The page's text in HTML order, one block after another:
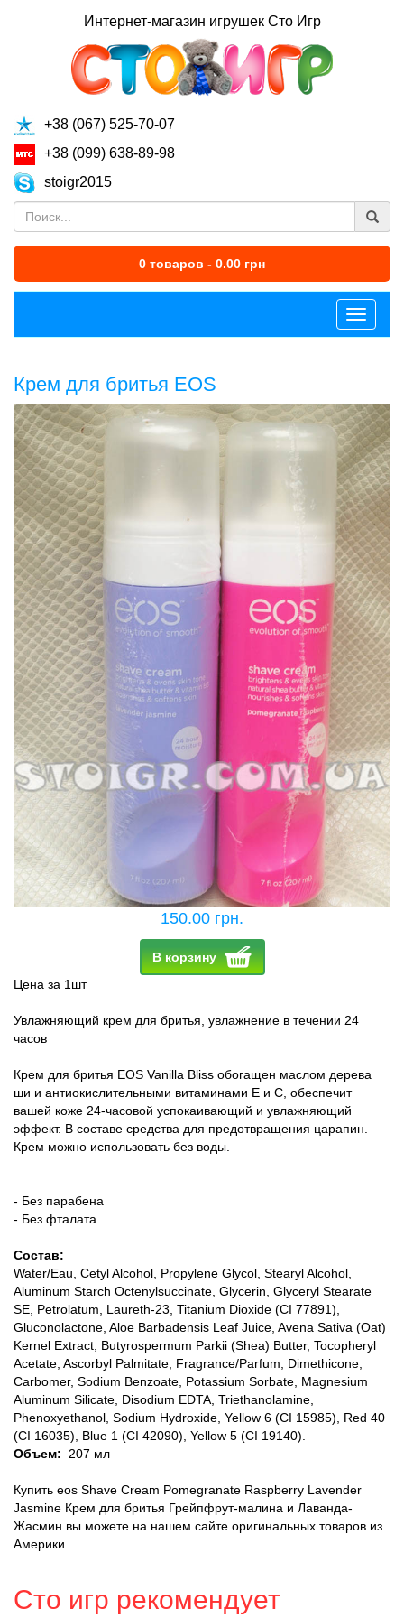
Интернет-магазин игрушек Сто Игр
+38 (067) 525-70-07
+38 (099) 638-89-98
stoigr2015
0 товаров - 0.00 грн
Меню
Крем для бритья EOS
150.00 грн.
В корзину
Цена за 1шт
Увлажняющий крем для бритья, увлажнение в течении 24
часов
Крем для бритья EOS Vanilla Bliss обогащен маслом дерева
ши и антиокислительными витаминами E и C, обеспечит
вашей коже 24-часовой успокаивающий и увлажняющий
эффект. В составе средства для предотвращения царапин.
Крем можно использовать без воды.
- Без парабена
- Без фталата
Состав:
Water/Eau, Cetyl Alcohol, Propylene Glycol, Stearyl Alcohol,
Aluminum Starch Octenylsuccinate, Glycerin, Glyceryl Stearate
SE, Petrolatum, Laureth-23, Titanium Dioxide (CI 77891),
Gluconolactone, Aloe Barbadensis Leaf Juice, Avena Sativa (Oat)
Kernel Extract, Butyrospermum Parkii (Shea) Butter, Tocopheryl
Acetate, Ascorbyl Palmitate, Fragrance/Parfum, Dimethicone,
Carbomer, Sodium Benzoate, Potassium Sorbate, Magnesium
Aluminum Silicate, Disodium EDTA, Triethanolamine,
Phenoxyethanol, Sodium Hydroxide, Yellow 6 (CI 15985), Red 40
(CI 16035), Blue 1 (CI 42090), Yellow 5 (CI 19140).
Объем: 207 мл
Купить eos Shave Cream Pomegranate Raspberry Lavender
Jasmine Крем для бритья Грейпфрут-малина и Лаванда-
Жасмин вы можете на нашем сайте оригинальных товаров из
Америки
Сто игр рекомендует